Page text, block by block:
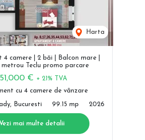
Harta
camere | 2 băi | Balcon mare |
metrou Teclu promo parcare
€ + 21% TVA
cu 4 camere de vânzare
Bucuresti 99.15 mp 2026
Vezi mai multe detalii